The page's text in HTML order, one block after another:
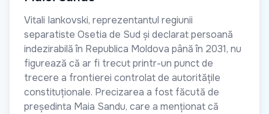
Vitali Iankovski, reprezentantul regiunii
separatiste Osetia de Sud și declarat persoană
indezirabilă în Republica Moldova până în 2031, nu
figurează că ar fi trecut printr-un punct de
trecere a frontierei controlat de autoritățile
constituționale. Precizarea a fost făcută de
președinta Maia Sandu, care a menționat că